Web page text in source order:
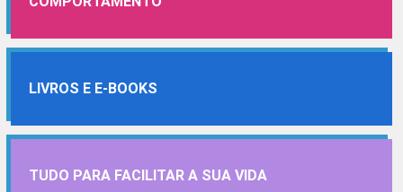
LIVROS E E-BOOKS
TUDO PARA FACILITAR A SUA VIDA